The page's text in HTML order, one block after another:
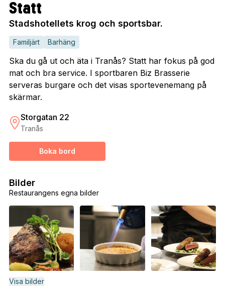
Statt
Stadshotellets krog och sportsbar.
Familjärt Barhäng
Ska du gå ut och äta i Tranås? Statt har fokus på god
mat och bra service. I sportbaren Biz Brasserie
serveras burgare och det visas sportevenemang på
skärmar.
Storgatan 22
Tranås
Boka bord
Restaurangens egna bilder
Bilder
Visa bilder